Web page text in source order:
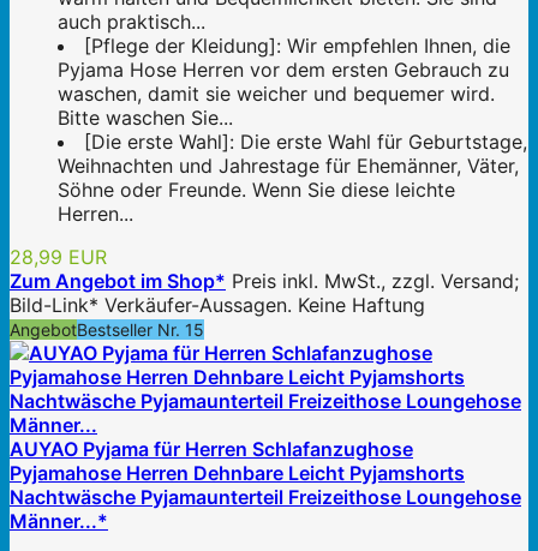
auch praktisch...
[Pflege der Kleidung]: Wir empfehlen Ihnen, die
Pyjama Hose Herren vor dem ersten Gebrauch zu
waschen, damit sie weicher und bequemer wird.
Bitte waschen Sie...
[Die erste Wahl]: Die erste Wahl für Geburtstage,
Weihnachten und Jahrestage für Ehemänner, Väter,
Söhne oder Freunde. Wenn Sie diese leichte
Herren...
28,99 EUR
Zum Angebot im Shop* Preis inkl. MwSt., zzgl. Versand;
Bild-Link* Verkäufer-Aussagen. Keine Haftung
AngebotBestseller Nr. 15
AUYAO Pyjama für Herren Schlafanzughose
Pyjamahose Herren Dehnbare Leicht Pyjamshorts
Nachtwäsche Pyjamaunterteil Freizeithose Loungehose
Männer...*